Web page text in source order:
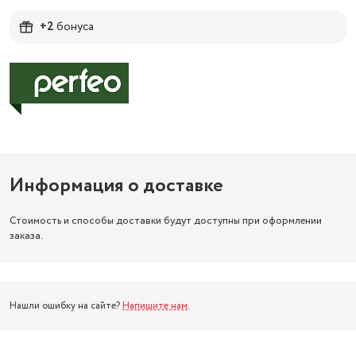
+2бонуса
Информация о доставке
Стоимость и способы доставки будут доступны при оформлении
заказа.
Нашли ошибку на сайте? Напишите нам.